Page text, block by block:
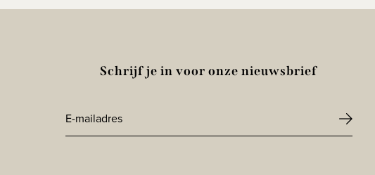
Schrijf je in voor onze nieuwsbrief
mailadres